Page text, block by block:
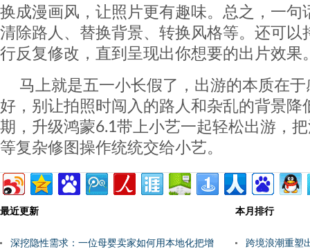
换成漫画风，让照片更有趣味。总之，一句
清除路人、替换背景、转换风格等。还可以
行反复修改，直到呈现出你想要的出片效果
马上就是五一小长假了，出游的本质在
好，别让拍照时闯入的路人和杂乱的背景降
期，升级鸿蒙6.1带上小艺一起轻松出游，
等复杂修图操作统统交给小艺。
最近更新
深挖隐性需求：一位母婴卖家如何用本地化把增
本月排行
跨境浪潮重塑